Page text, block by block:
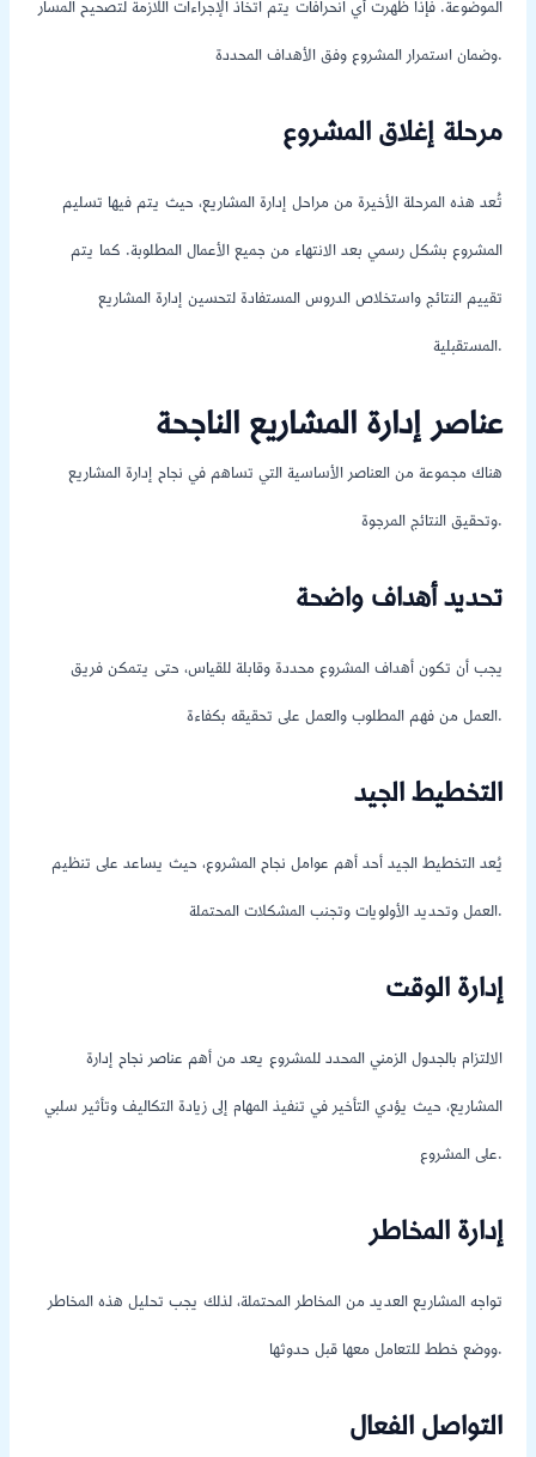
الموضوعة. فإذا ظهرت أي انحرافات يتم اتخاذ الإجراءات اللازمة لتصحيح المسار
وضمان استمرار المشروع وفق الأهداف المحددة.
مرحلة إغلاق المشروع
تُعد هذه المرحلة الأخيرة من مراحل إدارة المشاريع، حيث يتم فيها تسليم
المشروع بشكل رسمي بعد الانتهاء من جميع الأعمال المطلوبة. كما يتم
تقييم النتائج واستخلاص الدروس المستفادة لتحسين إدارة المشاريع
المستقبلية.
عناصر إدارة المشاريع الناجحة
هناك مجموعة من العناصر الأساسية التي تساهم في نجاح إدارة المشاريع
وتحقيق النتائج المرجوة.
تحديد أهداف واضحة
يجب أن تكون أهداف المشروع محددة وقابلة للقياس، حتى يتمكن فريق
العمل من فهم المطلوب والعمل على تحقيقه بكفاءة.
التخطيط الجيد
يُعد التخطيط الجيد أحد أهم عوامل نجاح المشروع، حيث يساعد على تنظيم
العمل وتحديد الأولويات وتجنب المشكلات المحتملة.
إدارة الوقت
الالتزام بالجدول الزمني المحدد للمشروع يعد من أهم عناصر نجاح إدارة
المشاريع، حيث يؤدي التأخير في تنفيذ المهام إلى زيادة التكاليف وتأثير سلبي
على المشروع.
إدارة المخاطر
تواجه المشاريع العديد من المخاطر المحتملة، لذلك يجب تحليل هذه المخاطر
ووضع خطط للتعامل معها قبل حدوثها.
التواصل الفعال